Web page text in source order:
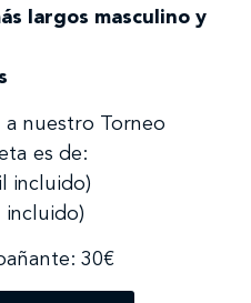
largos masculino y
a nuestro Torneo
es de:
incluido)
incluido)
30€